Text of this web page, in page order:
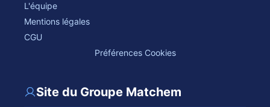
L'équipe
Mentions légales
CGU
Préférences Cookies
Site du Groupe Matchem